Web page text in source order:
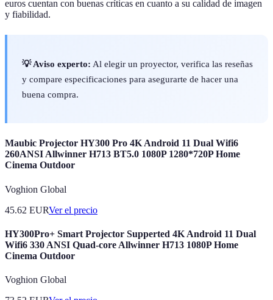
euros cuentan con buenas críticas en cuanto a su calidad de imagen
y fiabilidad.
💡 Aviso experto: Al elegir un proyector, verifica las reseñas
y compare especificaciones para asegurarte de hacer una
buena compra.
Maubic Projector HY300 Pro 4K Android 11 Dual Wifi6
260ANSI Allwinner H713 BT5.0 1080P 1280*720P Home
Cinema Outdoor
Voghion Global
45.62 EURVer el precio
HY300Pro+ Smart Projector Supperted 4K Android 11 Dual
Wifi6 330 ANSI Quad-core Allwinner H713 1080P Home
Cinema Outdoor
Voghion Global